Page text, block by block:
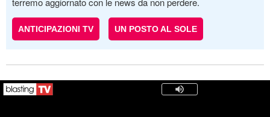
ANTICIPAZIONI TV UN POSTO AL SOLE